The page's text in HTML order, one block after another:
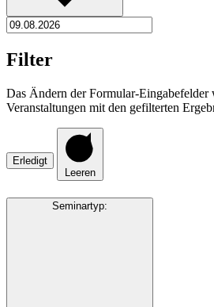
Filter
Das Ändern der Formular-Eingabefelder
Veranstaltungen mit den gefilterten
Erledigt
Leeren
Seminartyp: